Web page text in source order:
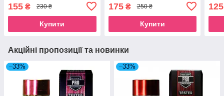
155 ₴ 230 ₴
Купити
175₴ 250 ₴
Купити
125
Акційні пропозиції та новинки
–33% –33%